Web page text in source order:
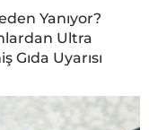
Yanıyor?
Ultra
Gıda Uyarısı